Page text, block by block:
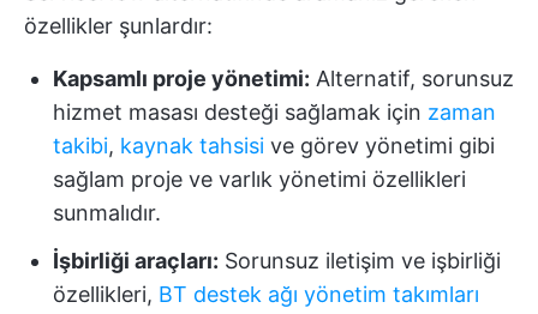
özellikler şunlardır:
Kapsamlı proje yönetimi: Alternatif, sorunsuz
hizmet masası desteği sağlamak için zaman
takibi, kaynak tahsisi ve görev yönetimi gibi
sağlam proje ve varlık yönetimi özellikleri
sunmalıdır.
İşbirliği araçları: Sorunsuz iletişim ve işbirliği
özellikleri, BT destek ağı yönetim takımları